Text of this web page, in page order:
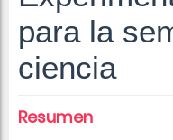
para la
ciencia
Resumen